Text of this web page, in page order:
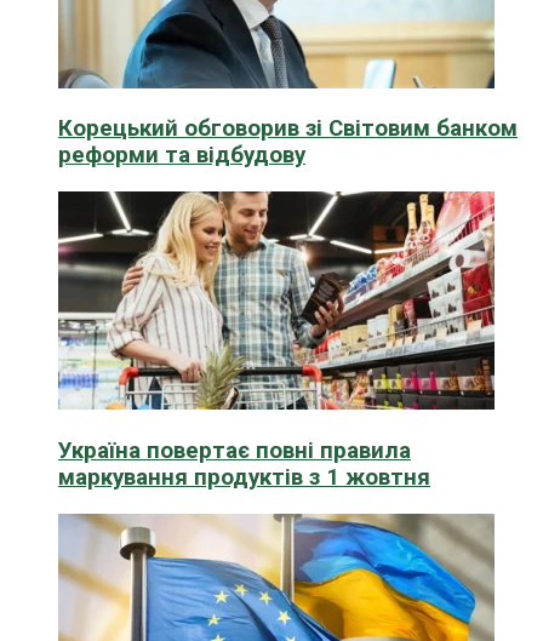
Корецький обговорив зі Світовим банком
реформи та відбудову
Україна повертає повні правила
маркування продуктів з 1 жовтня